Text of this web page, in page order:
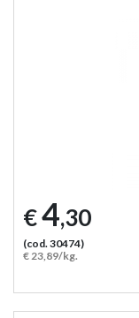
€4,30
(cod. 30474)
€ 23,89/kg.